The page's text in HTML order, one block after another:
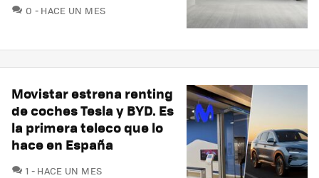
0 COMENTARIOS
HACE UN MES
Movistar estrena renting
de coches Tesla y BYD. Es
la primera teleco que lo
hace en España
1 COMENTARIOS
HACE UN MES